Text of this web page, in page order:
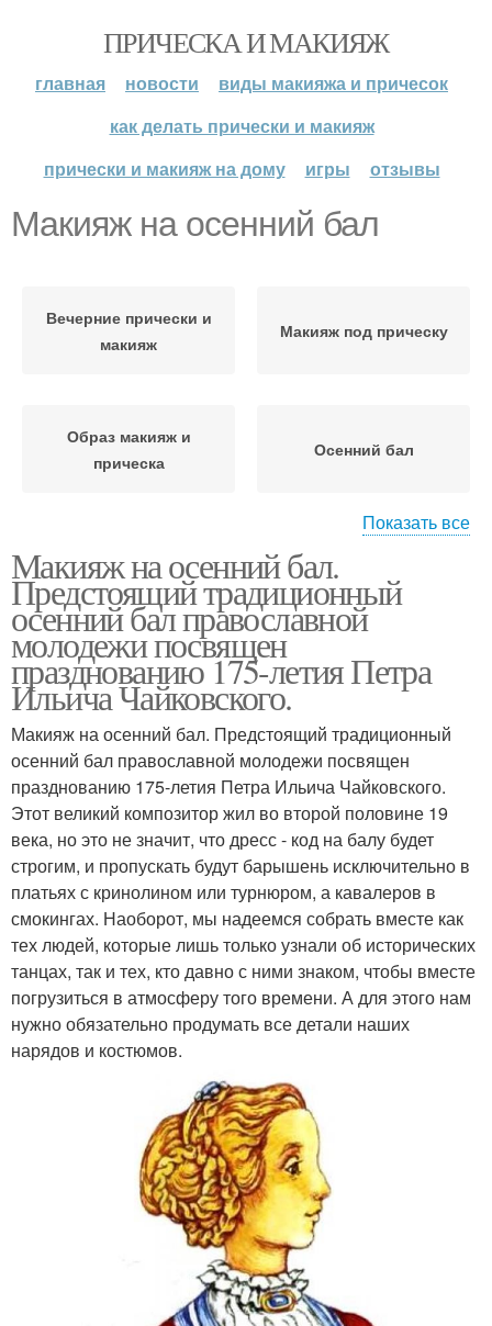
ПРИЧЕСКА И МАКИЯЖ
главная новости
виды макияжа и причесок
как делать прически и макияж
прически и макияж на дому
игры отзывы
Макияж на осенний бал
Вечерние прически и
макияж
Макияж под прическу
Образ макияж и
прическа
Осенний бал
фотосессии
Свадебный макияж
Макияж для
фотосессии
Бал для девочек
Осенний макияж Бал в школе
Рекомендации для
осеннего мейкапа
Сделать макияж
прическу
Макияж на бал
Косметики для макияжа Макияж для детей
Макияж на новый год
Цвета для новогоднего
Показать все
Макияж на осенний бал.
Предстоящий традиционный
осенний бал православной
молодежи посвящен
празднованию 175-летия Петра
Ильича Чайковского.
Макияж на осенний бал. Предстоящий традиционный
осенний бал православной молодежи посвящен
празднованию 175-летия Петра Ильича Чайковского.
Этот великий композитор жил во второй половине 19
века, но это не значит, что дресс - код на балу будет
строгим, и пропускать будут барышень исключительно в
платьях с кринолином или турнюром, а кавалеров в
смокингах. Наоборот, мы надеемся собрать вместе как
тех людей, которые лишь только узнали об исторических
танцах, так и тех, кто давно с ними знаком, чтобы вместе
погрузиться в атмосферу того времени. А для этого нам
нужно обязательно продумать все детали наших
нарядов и костюмов.